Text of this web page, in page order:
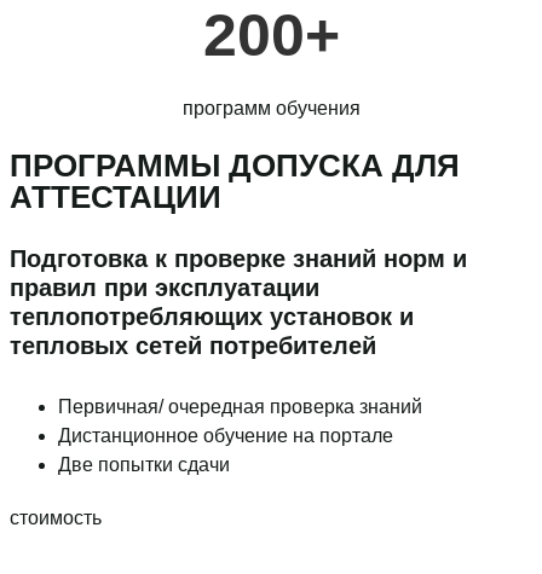
200+
программ обучения
ПРОГРАММЫ ДОПУСКА ДЛЯ
АТТЕСТАЦИИ
Подготовка к проверке знаний норм и
правил при эксплуатации
теплопотребляющих установок и
тепловых сетей потребителей
Первичная/ очередная проверка знаний
Дистанционное обучение на портале
Две попытки сдачи
стоимость